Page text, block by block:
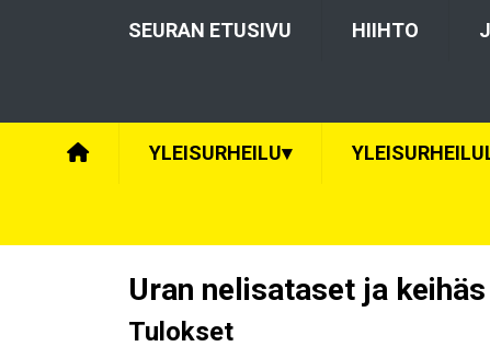
SEURAN ETUSIVU HIIHTO
YLEISURHEILU▾
Uran nelisataset ja
Tulokset